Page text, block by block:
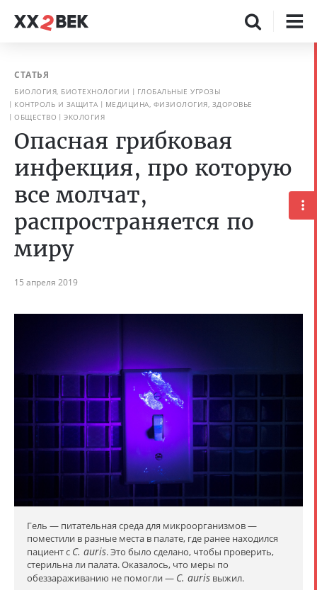
СТАТЬЯ
БИОЛОГИЯ, БИОТЕХНОЛОГИИ
ГЛОБАЛЬНЫЕ УГРОЗЫ
КОНТРОЛЬ И ЗАЩИТА
МЕДИЦИНА, ФИЗИОЛОГИЯ, ЗДОРОВЬЕ
ОБЩЕСТВО
ЭКОЛОГИЯ
Опасная грибковая
инфекция, про которую
все молчат,
распространяется по
миру
15 апреля 2019
Гель — питательная среда для микроорганизмов —
поместили в разные места в палате, где ранее находился
пациент с C. auris. Это было сделано, чтобы проверить,
стерильна ли палата. Оказалось, что меры по
обеззараживанию не помогли — C. auris выжил.